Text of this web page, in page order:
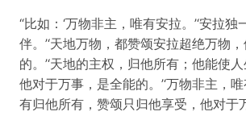
“比如：‘万物非主，唯有安拉。’‘安拉独
伴。’‘天地万物，都赞颂安拉超绝万物
的。’‘天地的主权，归他所有；他能使
他对于万事，是全能的。’‘万物非主，
有归他所有，赞颂只归他享受，他对于